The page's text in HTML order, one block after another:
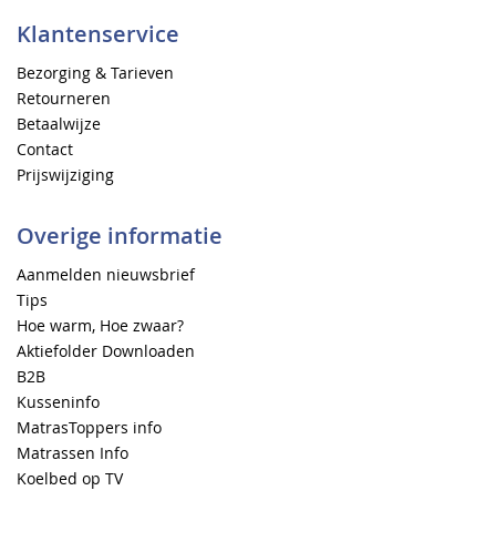
Klantenservice
Bezorging & Tarieven
Retourneren
Betaalwijze
Contact
Prijswijziging
Overige informatie
Aanmelden nieuwsbrief
Tips
Hoe warm, Hoe zwaar?
Aktiefolder Downloaden
B2B
Kusseninfo
MatrasToppers info
Matrassen Info
Koelbed op TV